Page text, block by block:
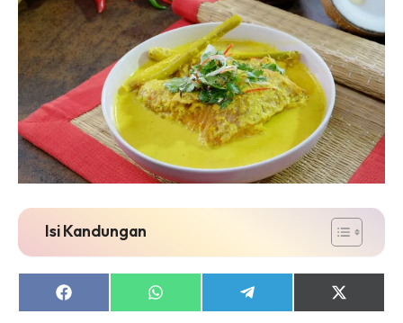
Isi Kandungan
Share
on
Share
on
Share
on
Share
on